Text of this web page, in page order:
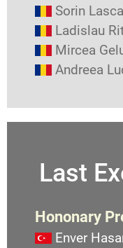
Sorin
Ladislau
Mircea
Andreea
Last
Hononary
Enver